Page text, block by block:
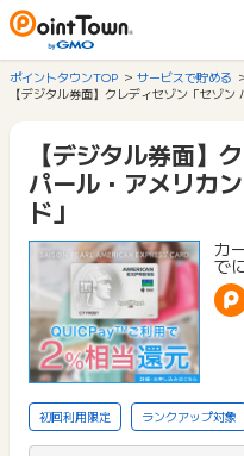
ポイントタウンTOP サービスで貯める
【デジタル券面】クレディセゾン「セゾ
【デジタル券面】
パール・アメリカ
ド」
カ
で
初回利用限定 ランクアップ対象